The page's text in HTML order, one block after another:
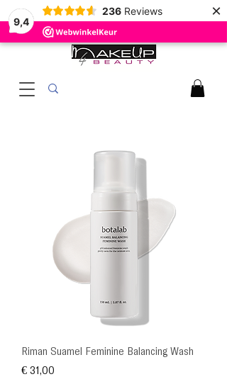
9,4
236 Reviews ×
Riman Suamel Feminine Balancing Wash
Prijs
€ 31,00